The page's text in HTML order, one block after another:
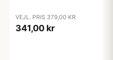
VEJL. PRIS 379,00 KR
341,00 kr